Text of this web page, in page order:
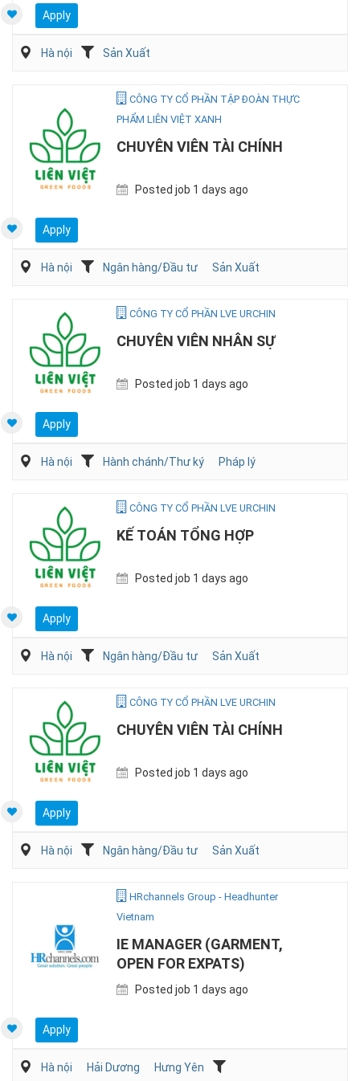
Apply
Hà nội Sản Xuất
CÔNG TY CỔ PHẦN TẬP ĐOÀN THỰC
PHẨM LIÊN VIỆT XANH
CHUYÊN VIÊN TÀI CHÍNH
Posted job 1 days ago
Apply
Hà nội Ngân hàng/Đầu tư Sản Xuất
CÔNG TY CỔ PHẦN LVE URCHIN
CHUYÊN VIÊN NHÂN SỰ
Posted job 1 days ago
Apply
Hà nội Hành chánh/Thư ký Pháp lý
CÔNG TY CỔ PHẦN LVE URCHIN
KẾ TOÁN TỔNG HỢP
Posted job 1 days ago
Apply
Hà nội Ngân hàng/Đầu tư Sản Xuất
CÔNG TY CỔ PHẦN LVE URCHIN
CHUYÊN VIÊN TÀI CHÍNH
Posted job 1 days ago
Apply
Hà nội Ngân hàng/Đầu tư Sản Xuất
HRchannels Group - Headhunter
Vietnam
IE MANAGER (GARMENT,
OPEN FOR EXPATS)
Posted job 1 days ago
Apply
Hà nội Hải Dương
Hưng Yên